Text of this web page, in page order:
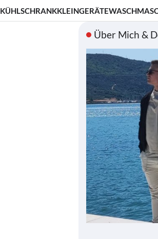
KÜHLSCHRANKKLEINGERÄTE
Über Mich &